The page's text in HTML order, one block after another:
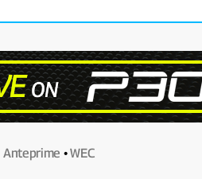
Anteprime •WEC